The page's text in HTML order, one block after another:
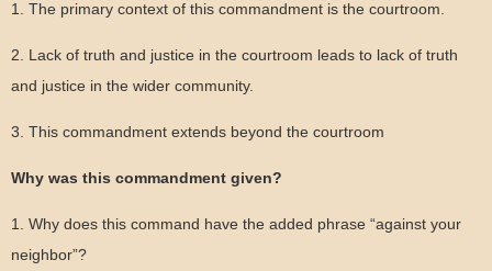
1. The primary context of this commandment is the courtroom.
2. Lack of truth and justice in the courtroom leads to lack of truth
and justice in the wider community.
3. This commandment extends beyond the courtroom
Why was this commandment given?
1. Why does this command have the added phrase “against your
neighbor”?